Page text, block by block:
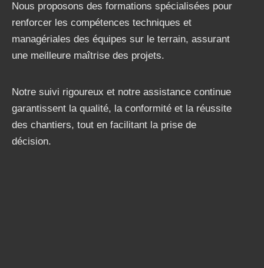
Nous proposons des formations spécialisées pour
renforcer les compétences techniques et
managériales des équipes sur le terrain, assurant
une meilleure maîtrise des projets.
Notre suivi rigoureux et notre assistance continue
garantissent la qualité, la conformité et la réussite
des chantiers, tout en facilitant la prise de
décision.